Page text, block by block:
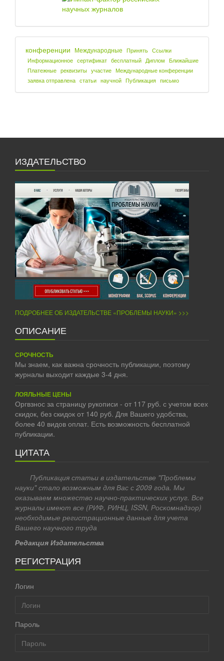
конференции Международные Принять Ссылки
Информационное сертификат бесплатный Диплом Ближайшие
Платежные реквизиты участие Международные конференции
заявка отправлена статьи научной Публикация письмо
ИЗДАТЕЛЬСТВО
ПОДРОБНЕЕ ОБ ИЗДАТЕЛЬСТВЕ «ПРОБЛЕМЫ НАУКИ» >>>
ОПИСАНИЕ
СРОЧНОСТЬ
Мы знаем, как важна срочность публикации, поэтому
журналы выходит каждые 3-4 дня.
ЛОЯЛЬНЫЕ ЦЕНЫ
Оргвзнос за страницу рукописи - от 117 руб. с учетом всех
скидок, без скидок от 140 руб. Для Вашего удобства,
более 40 видов оплат. Есть возможность бесплатной
публикации.
ЦИТАТА
Публикация статьи в издательстве "Проблемы
науки" стало возможным для Вас с 2009 года. Мы
оказываем множество научно-практических услуг. Все
журналы имеют все (РИФ, РИНЦ, ISSN, Роскомнадзор)
необходимые регистрационные данные для учета
Вашего научного труда
Редакция Издательства
РЕГИСТРАЦИЯ
Логин
Пароль